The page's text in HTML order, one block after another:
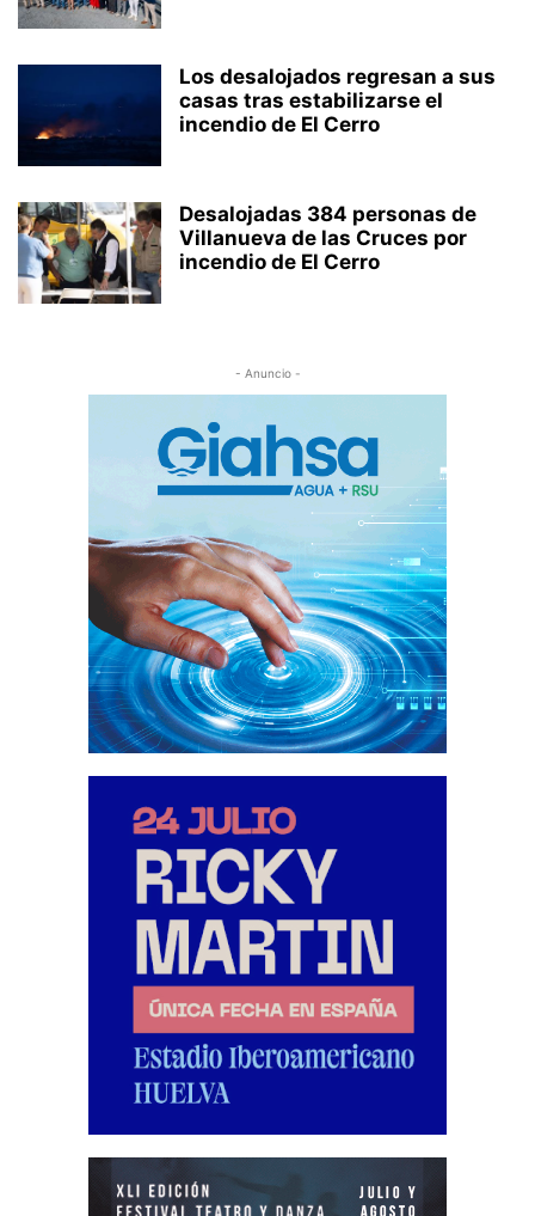
Los desalojados regresan a sus
casas tras estabilizarse el
incendio de El Cerro
Desalojadas 384 personas de
Villanueva de las Cruces por
incendio de El Cerro
- Anuncio -